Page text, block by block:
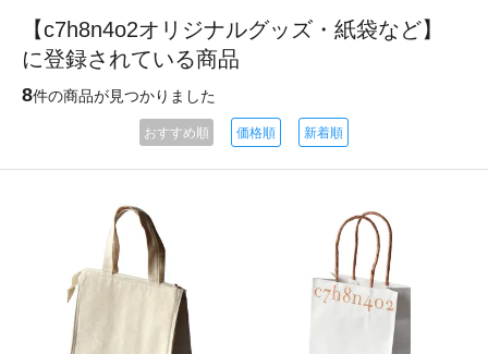
【c7h8n4o2オリジナルグッズ・紙袋など】
に登録されている商品
8件の商品が見つかりました
おすすめ順 価格順 新着順